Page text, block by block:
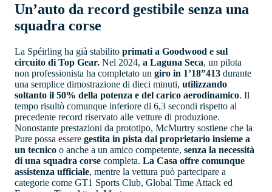
Un’auto da record gestibile senza una
squadra corse
La Spéirling ha già stabilito primati a Goodwood e sul
circuito di Top Gear. Nel 2024, a Laguna Seca, un pilota
non professionista ha completato un giro in 1’18”413 durante
una semplice dimostrazione di dieci minuti, utilizzando
soltanto il 50% della potenza e del carico aerodinamico. Il
tempo risultò comunque inferiore di 6,3 secondi rispetto al
precedente record riservato alle vetture di produzione.
Nonostante prestazioni da prototipo, McMurtry sostiene che la
Pure possa essere gestita in pista dal proprietario insieme a
un tecnico o anche a un amico competente, senza la necessità
di una squadra corse completa. La Casa offre comunque
assistenza ufficiale, mentre la vettura può partecipare a
categorie come GT1 Sports Club, Global Time Attack ed